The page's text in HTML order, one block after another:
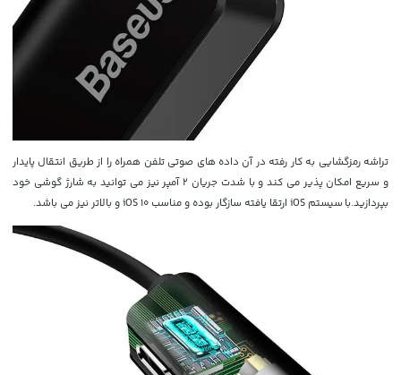
تراشه رمزگشایی به کار رفته در آن داده های صوتی تلفن همراه را از طریق انتقال پایدار
و سریع امکان پذیر می کند و با شدت جریان 2 آمپر نیز می توانید به شارژ گوشی خود
بپردازید.با سیستم iOS ارتقا یافته سازگار بوده و مناسب iOS 10 و بالاتر نیز می باشد.